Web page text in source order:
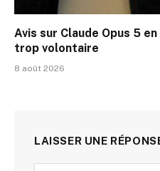
Avis sur Claude Opus 5
trop volontaire
8 août 2026
LAISSER UNE